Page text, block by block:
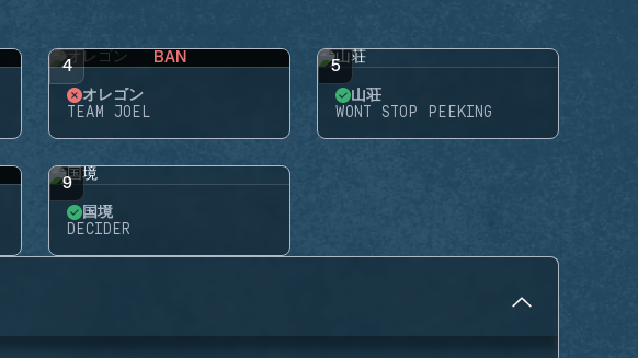
4 BAN
オレゴン
TEAM JOEL
5
山荘
WONT STOP PEEKING
9
国境
DECIDER